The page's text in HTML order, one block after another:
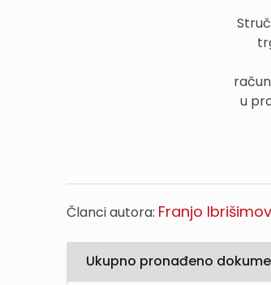
u
Članci autora: Franjo
Ukupno pronađeno